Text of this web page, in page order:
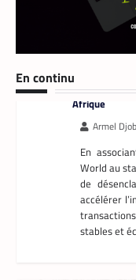
En continuMobile
deux cartes
Afrique
Armel
En
World au
de
accélérer
stables et